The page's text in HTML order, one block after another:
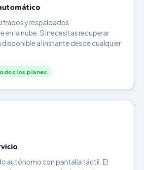
y respaldados
la nube. Si necesitas recuperar
al instante desde cualquier
los planes
autónomo con pantalla táctil. El